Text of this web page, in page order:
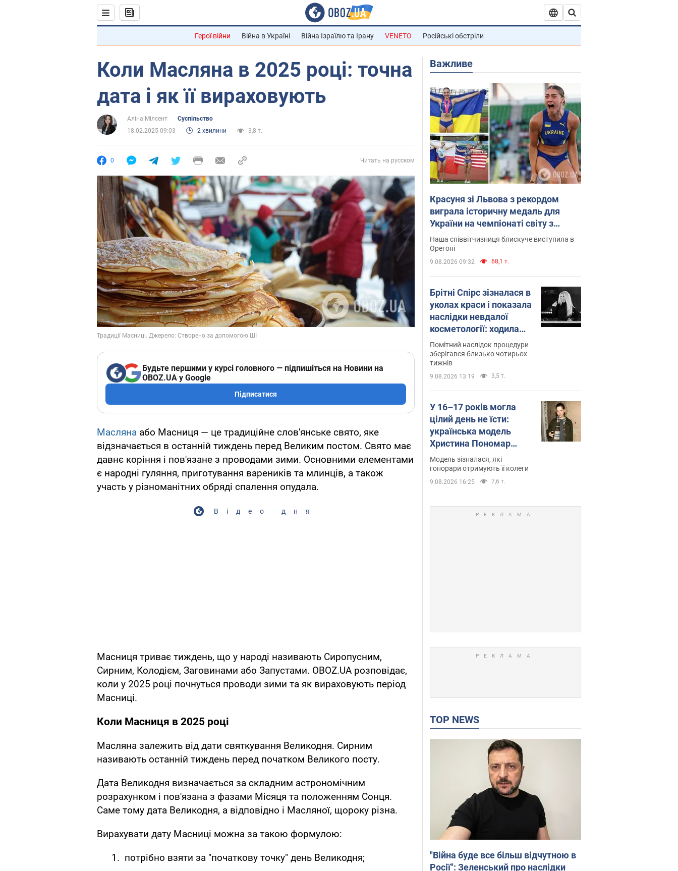
Герої війни Війна в Україні Війна Ізраїлю та Ірану VENETO Російські обстріли
Коли Масляна в 2025 році: точна
дата і як її вираховують
Аліна Мілсент
Суспільство
18.02.2025 09:03
2 хвилини 3,8 т.
0 Читать на русском
Будьте першими у курсі головного — підпишіться на Новини на
OBOZ.UA у Google
Підписатися
Масляна або Масниця — це традиційне слов'янське свято, яке
відзначається в останній тиждень перед Великим постом. Свято має
давнє коріння і пов'язане з проводами зими. Основними елементами
є народні гуляння, приготування вареників та млинців, а також
участь у різноманітних обряді спалення опудала.
Відео дня
Масниця триває тиждень, що у народі називають Сиропусним,
Сирним, Колодієм, Заговинами або Запустами. OBOZ.UA розповідає,
коли у 2025 році почнуться проводи зими та як вираховують період
Масниці.
Коли Масниця в 2025 році
Масляна залежить від дати святкування Великодня. Сирним
називають останній тиждень перед початком Великого посту.
Дата Великодня визначається за складним астрономічним
розрахунком і пов'язана з фазами Місяця та положенням Сонця.
Саме тому дата Великодня, а відповідно і Масляної, щороку різна.
Вирахувати дату Масниці можна за такою формулою:
потрібно взяти за "початкову точку" день Великодня;
Важливе
Красуня зі Львова з рекордом
виграла історичну медаль для
України на чемпіонаті світу з
легкої атлетики U20. Відео
Наша співвітчизниця блискуче виступила в
Орегоні
9.08.2026 09:32 68,1 т.
Брітні Спірс зізналася в
уколах краси і показала
наслідки невдалої
косметології: ходила
так майже місяць
Помітний наслідок процедури
зберігався близько чотирьох
тижнів
9.08.2026 13:19 3,5 т.
У 16–17 років могла
цілий день не їсти:
українська модель
Христина Пономар
розповіла про страшний
бік модельної кар’єри
Модель зізналася, які
гонорари отримують її колеги
9.08.2026 16:25 7,6 т.
TOP NEWS
"Війна буде все більш відчутною в
Росії": Зеленський про наслідки